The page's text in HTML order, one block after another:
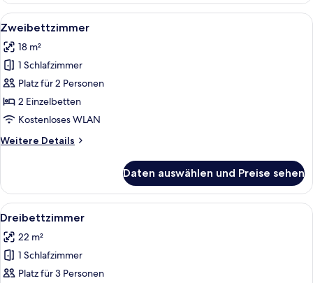
Alle
Fotos
für
Zweibettzimmer
anzeigen
Ein Hotelzimmer mit zwei
8
Zweibettzimmer
18 m²
1 Schlafzimmer
Platz für 2 Personen
2 Einzelbetten
Kostenloses WLAN
Weitere Details
Weitere
Daten auswählen und Preise sehen
Alle
Fotos
für
Dreibettzimmer
anzeigen
Ein Hotelzimmer mit zwei Betten,
8
Dreibettzimmer
22 m²
1 Schlafzimmer
Platz für 3 Personen